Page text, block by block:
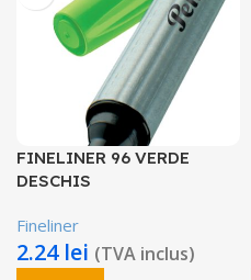
FINELINER 96 VERDE
DESCHIS
Fineliner
2.24 lei (TVA inclus)